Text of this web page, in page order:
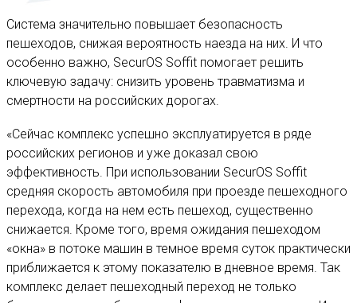
Система значительно повышает безопасность
пешеходов, снижая вероятность наезда на них. И что
особенно важно, SecurOS Soffit помогает решить
ключевую задачу: снизить уровень травматизма и
смертности на российских дорогах.
«Сейчас комплекс успешно эксплуатируется в ряде
российских регионов и уже доказал свою
эффективность. При использовании SecurOS Soffit
средняя скорость автомобиля при проезде пешеходного
перехода, когда на нем есть пешеход, существенно
снижается. Кроме того, время ожидания пешеходом
«окна» в потоке машин в темное время суток практически
приближается к этому показателю в дневное время. Так
комплекс делает пешеходный переход не только